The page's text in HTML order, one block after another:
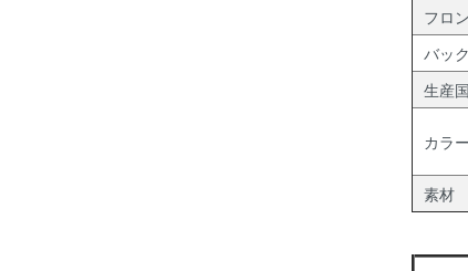
フロ
バック
生産国
カラー
素材